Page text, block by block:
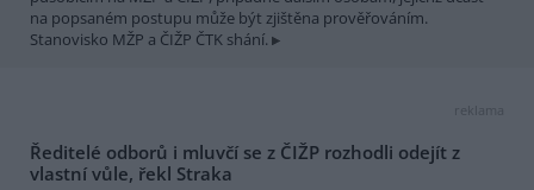
na popsaném postupu může být zjištěna prověřováním.
Stanovisko MŽP a ČIŽP ČTK shání.
reklama
Ředitelé odborů i mluvčí se z ČIŽP rozhodli odejít z
vlastní vůle, řekl Straka